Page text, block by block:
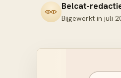
Belcat-
Bijgewerkt in juli